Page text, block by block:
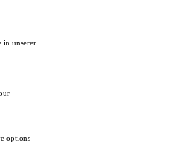
in unserer
options